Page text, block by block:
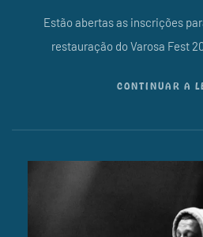
Estão abertas as inscrições
restauração do Varosa Fest
CONTINUAR A